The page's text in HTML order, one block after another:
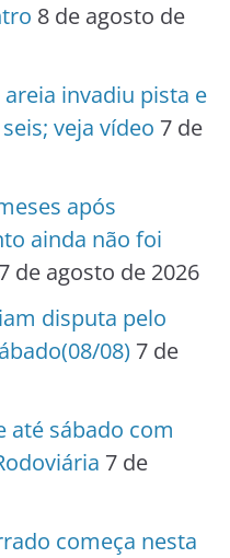
8 de agosto de
invadiu pista e
veja vídeo 7 de
após
ainda não foi
7 de agosto de 2026
disputa pelo
08) 7 de
até sábado com
7 de
começa nesta